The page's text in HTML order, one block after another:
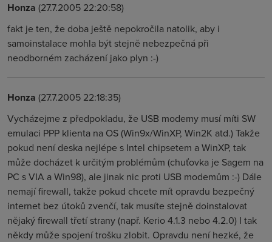
Honza (27.7.2005 22:20:58)
fakt je ten, že doba ještě nepokročila natolik, aby i
samoinstalace mohla být stejně nebezpečná při
neodborném zacházení jako plyn :-)
Honza (27.7.2005 22:18:35)
Vycházejme z předpokladu, že USB modemy musí míti SW
emulaci PPP klienta na OS (Win9x/WinXP, Win2K atd.) Takže
pokud není deska nejlépe s Intel chipsetem a WinXP, tak
může docházet k určitým problémům (chuťovka je Sagem na
PC s VIA a Win98), ale jinak nic proti USB modemům :-) Dále
nemají firewall, takže pokud chcete mít opravdu bezpečný
internet bez útoků zvenčí, tak musíte stejně doinstalovat
nějaký firewall třetí strany (např. Kerio 4.1.3 nebo 4.2.0) I tak
někdy může spojení trošku zlobit. Opravdu není hezké, že